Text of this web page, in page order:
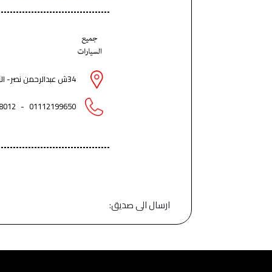
34ش عبدالرحمن نصر- الزيتون - الزيتون - القاهرة
01112199650
-
ارسال الى صديق: